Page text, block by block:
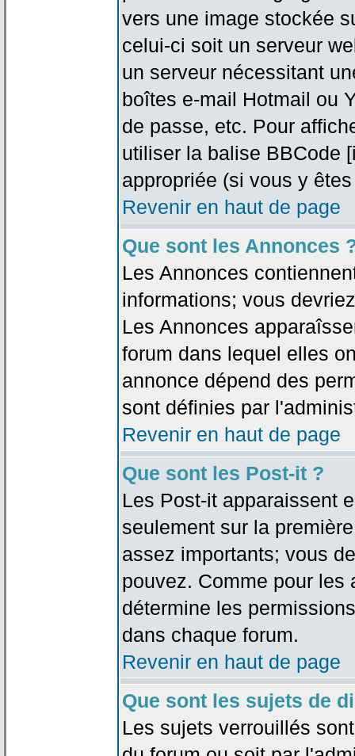
vers une image stockée
celui-ci soit un serveur
un serveur nécessitant
boîtes e-mail Hotmail ou
de passe, etc. Pour
utiliser la balise BBCode
appropriée (si vous y
Revenir en haut de page
Que sont les Annonces
Les Annonces
informations; vous
Les Annonces
forum dans lequel elles
annonce dépend des
sont définies par
Revenir en haut de page
Que sont les Post-it ?
Les Post-it apparaissent
seulement sur la
assez importants; vous
pouvez. Comme pour les
détermine les
dans chaque forum.
Revenir en haut de page
Que sont les sujets de
Les sujets verrouillés